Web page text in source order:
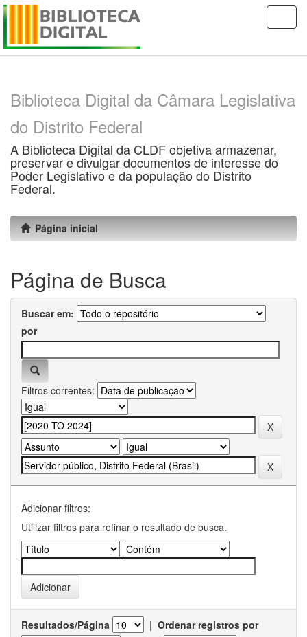
Skip
Biblioteca Digital da Câmara Legislativa
do Distrito Federal
A Biblioteca Digital da CLDF objetiva armazenar,
preservar e divulgar documentos de interesse do
Poder Legislativo e da população do Distrito
Federal.
Página inicial
Página de Busca
Buscar em:
por
Filtros correntes:
Adicionar filtros:
Utilizar filtros para refinar o resultado de busca.
Resultados/Página | Ordenar registros por